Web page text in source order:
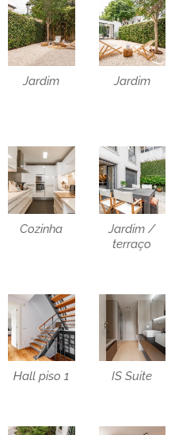
Jardim Jardim
Cozinha
Jardim /
terraço
Hall piso 1 IS Suite